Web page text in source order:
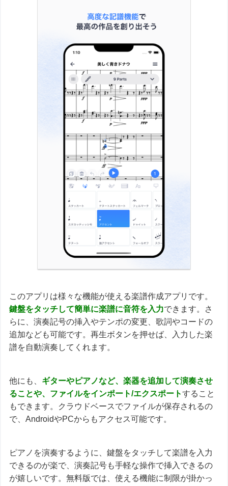
このアプリは様々な機能が使える楽譜作成アプリです。
鍵盤をタッチして簡単に楽譜に音符を入力できます。さ
らに、演奏記号の挿入やテンポの変更、歌詞やコードの
追加なども可能です。再生ボタンを押せば、入力した楽
譜を自動演奏してくれます。
他にも、 ギターやピアノなど、楽器を追加して演奏させ
ることや、ファイルをインポート/エクスポートすること
もできます。クラウドベースでファイルが保存されるの
で、AndroidやPCからもアクセス可能です。
ピアノを演奏するように、鍵盤をタッチして楽譜を入力
できるのが楽で、演奏記号も手軽な操作で挿入できるの
が嬉しいです。無料版では、使える機能に制限が掛かっ